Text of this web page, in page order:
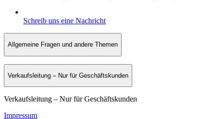
Schreib uns eine Nachricht
Allgemeine Fragen und andere Themen
Verkaufsleitung – Nur für Geschäftskunden
Verkaufsleitung – Nur für Geschäftskunden
Impressum